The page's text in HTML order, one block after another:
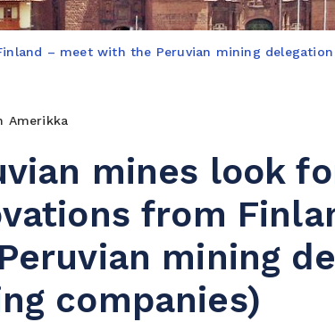
– meet with the Peruvian mining
Amerikka
mines look
from
mining
companies)